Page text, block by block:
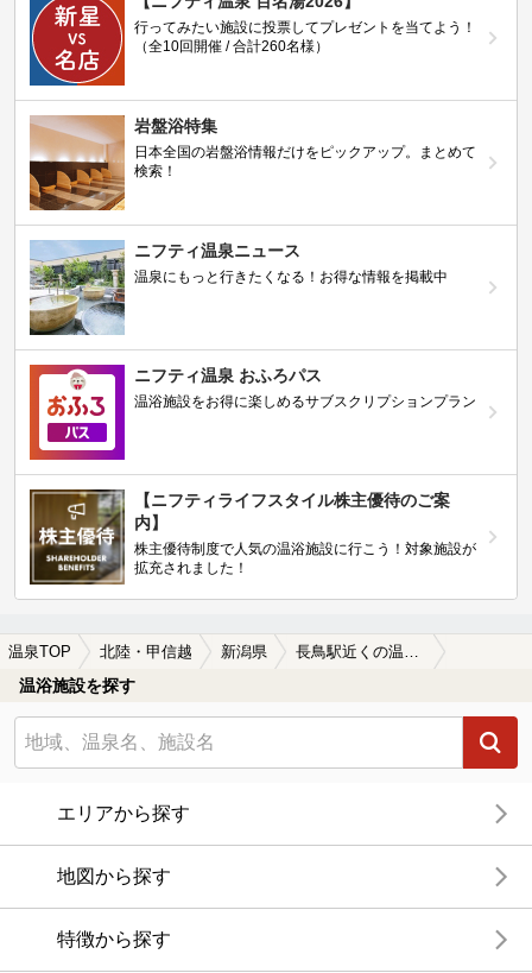
行ってみたい施設に投票してプレゼントを当てよう！
（全10回開催 / 合計260名様）
岩盤浴特集
日本全国の岩盤浴情報だけをピックアップ。まとめて
検索！
ニフティ温泉ニュース
温泉にもっと行きたくなる！お得な情報を掲載中
ニフティ温泉 おふろパス
温浴施設をお得に楽しめるサブスクリプションプラン
【ニフティライフスタイル株主優待のご案
内】
株主優待制度で人気の温浴施設に行こう！対象施設が
拡充されました！
温泉TOP 北陸・甲信越 新潟県 長鳥駅近くの温泉、日帰り温泉、スーパー銭湯おすすめ
温浴施設を探す
エリアから探す
地図から探す
特徴から探す